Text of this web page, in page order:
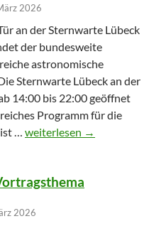
2026
an der Sternwarte Lübeck
der bundesweite
astronomische
Sternwarte Lübeck an der
14:00 bis 22:00 geöffnet
Programm für die
… Winterprogramm endet
weiterlesen →
2026